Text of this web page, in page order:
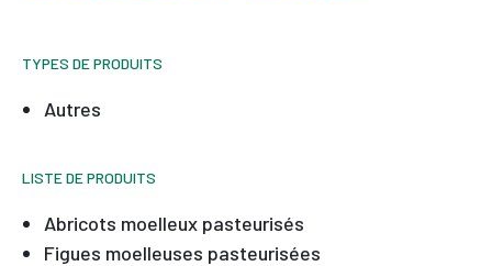
TYPES DE PRODUITS
Autres
LISTE DE PRODUITS
Abricots moelleux pasteurisés
Figues moelleuses pasteurisées